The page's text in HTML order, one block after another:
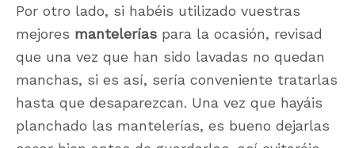
Por otro lado, si habéis utilizado vuestras
mejores mantelerías para la ocasión, revisad
que una vez que han sido lavadas no quedan
manchas, si es así, sería conveniente tratarlas
hasta que desaparezcan. Una vez que hayáis
planchado las mantelerías, es bueno dejarlas